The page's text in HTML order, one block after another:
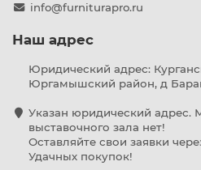
info@furniturapro.ru
Наш адрес
Юридический адрес:
Юргамышский район, д
Указан юридический адрес.
выставочного зала нет!
Оставляйте свои заявки
Удачных покупок!